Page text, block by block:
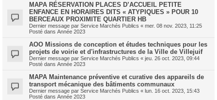
MAPA RÉSERVATION PLACES D’ACCUEIL PETITE
ENFANCE EN HORAIRES DITS « ATYPIQUES » POUR 10
BERCEAUX PROXIMITE QUARTIER HB
Dernier message par Service Marchés Publics « mer. 08 nov. 2023, 11:25
Posté dans Année 2023
AOO Missions de conception et études techniques pour les
projets de voirie et d'infrastructures de la Ville de Villejuif
Dernier message par Service Marchés Publics « jeu. 26 oct. 2023, 09:44
Posté dans Année 2023
MAPA Maintenance préventive et curative des appareils de
transport mécanique des bâtiments communaux
Dernier message par Service Marchés Publics « lun. 16 oct. 2023, 15:43
Posté dans Année 2023